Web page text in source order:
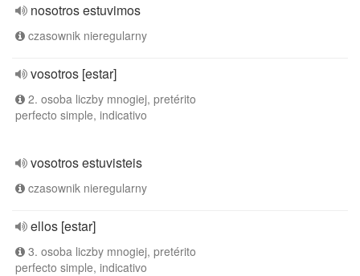
nosotros estuvimos
czasownik nieregularny
vosotros [estar]
2. osoba liczby mnogiej, pretérito
perfecto simple, indicativo
vosotros estuvisteis
czasownik nieregularny
ellos [estar]
3. osoba liczby mnogiej, pretérito
perfecto simple, indicativo